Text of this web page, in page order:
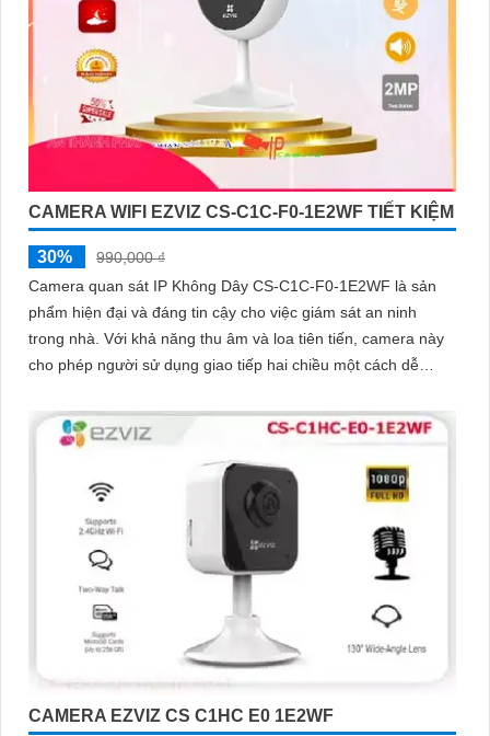
CAMERA WIFI EZVIZ CS-C1C-F0-1E2WF TIẾT KIỆM
30%
990,000 ₫
Camera quan sát IP Không Dây CS-C1C-F0-1E2WF là sản
phẩm hiện đại và đáng tin cậy cho việc giám sát an ninh
trong nhà. Với khả năng thu âm và loa tiên tiến, camera này
cho phép người sử dụng giao tiếp hai chiều một cách dễ
CAMERA EZVIZ CS C1HC E0 1E2WF